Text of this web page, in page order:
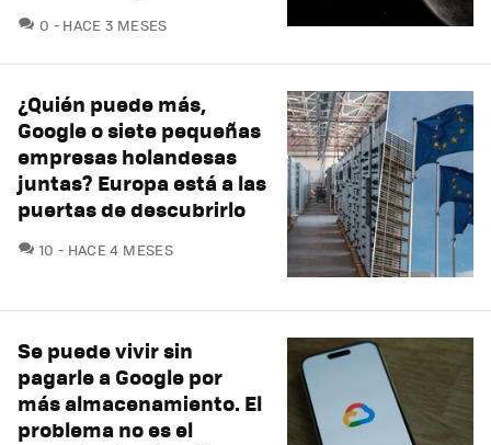
0 COMENTARIOS
HACE 3 MESES
¿Quién puede más,
Google o siete pequeñas
empresas holandesas
juntas? Europa está a las
puertas de descubrirlo
10 COMENTARIOS
HACE 4 MESES
Se puede vivir sin
pagarle a Google por
más almacenamiento. El
problema no es el